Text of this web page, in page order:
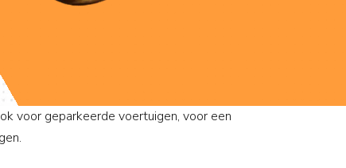
voor geparkeerde voertuigen, voor een